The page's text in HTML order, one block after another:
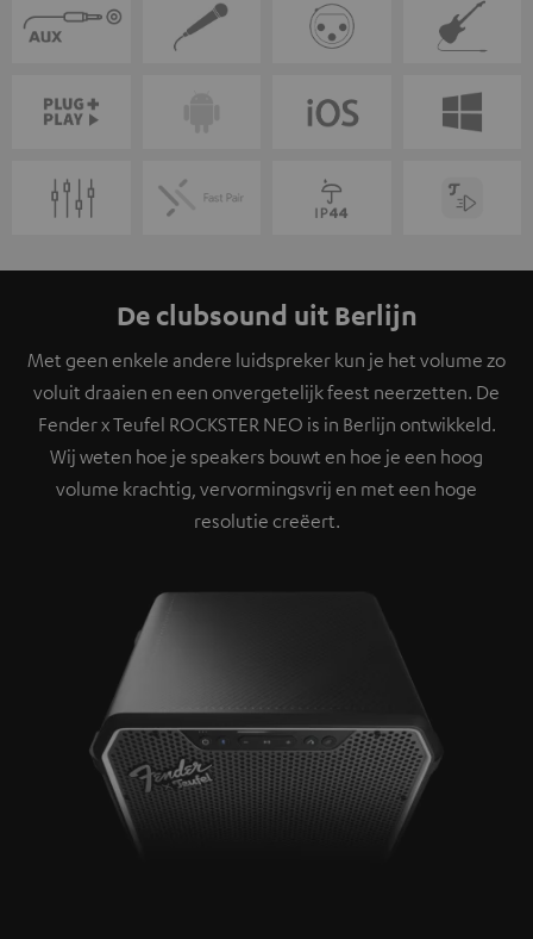
De clubsound uit Berlijn
Met geen enkele andere luidspreker kun je het volume zo
voluit draaien en een onvergetelijk feest neerzetten. De
Fender x Teufel ROCKSTER NEO is in Berlijn ontwikkeld.
Wij weten hoe je speakers bouwt en hoe je een hoog
volume krachtig, vervormingsvrij en met een hoge
resolutie creëert.